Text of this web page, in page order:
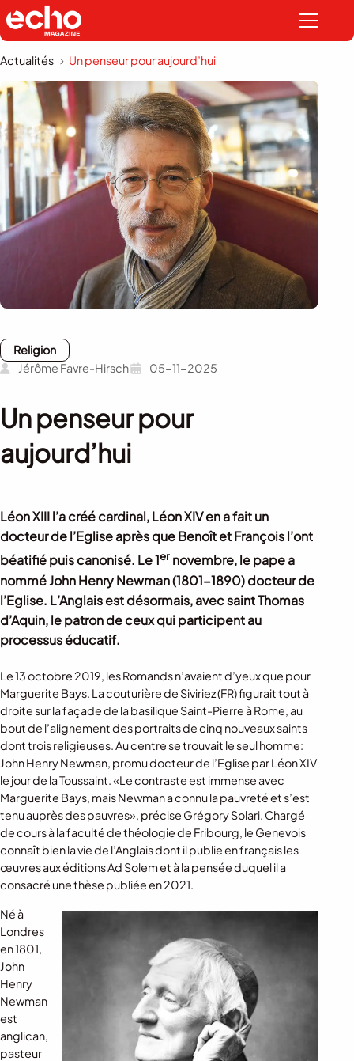
Actualités Un penseur pour aujourd’hui
Religion
Jérôme Favre-Hirschi
05-11-2025
Un penseur pour
aujourd’hui
Léon XIII l’a créé cardinal, Léon XIV en a fait un
docteur de l’Eglise après que Benoît et François l’ont
béatifié puis canonisé. Le 1er novembre, le pape a
nommé John Henry Newman (1801-1890) docteur de
l’Eglise. L’Anglais est désormais, avec saint Thomas
d’Aquin, le patron de ceux qui participent au
processus éducatif.
Le 13 octobre 2019, les Romands n’avaient d’yeux que pour
Marguerite Bays. La couturière de Siviriez (FR) figurait tout à
droite sur la façade de la basilique Saint-Pierre à Rome, au
bout de l’alignement des portraits de cinq nouveaux saints
dont trois religieuses. Au centre se trouvait le seul homme:
John Henry Newman, promu docteur de l’Eglise par Léon XIV
le jour de la Toussaint. «Le contraste est immense avec
Marguerite Bays, mais Newman a connu la pauvreté et s’est
tenu auprès des pauvres», précise Grégory Solari. Chargé
de cours à la faculté de théologie de Fribourg, le Genevois
connaît bien la vie de l’Anglais dont il publie en français les
œuvres aux éditions Ad Solem et à la pensée duquel il a
consacré une thèse publiée en 2021.
Né à
Londres
en 1801,
John
Henry
Newman
est
anglican,
pasteur